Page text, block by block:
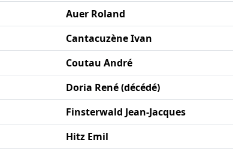
Auer Roland
Cantacuzène Ivan
Coutau André
Doria René (décédé)
Finsterwald Jean-Jacques
Hitz Emil